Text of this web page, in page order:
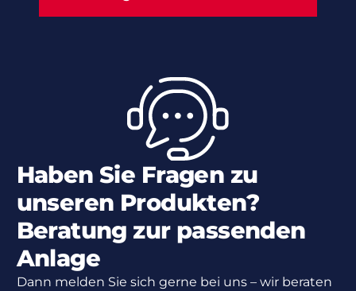
Haben Sie Fragen zu
unseren Produkten?
Beratung zur passenden
Anlage
Dann melden Sie sich gerne bei uns – wir beraten